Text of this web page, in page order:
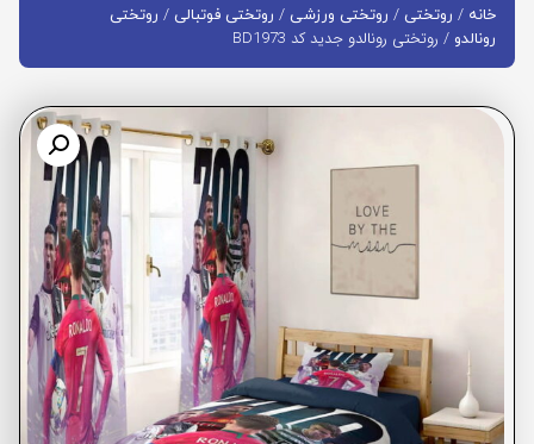
خانه / روتختی / روتختی ورزشی / روتختی فوتبالی / روتختی
رونالدو / روتختی رونالدو جدید کد BD1973